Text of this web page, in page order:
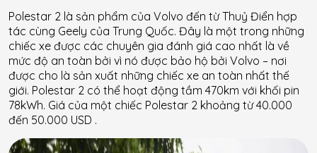
Polestar 2 là sản phẩm của Volvo đến từ Thuỷ Điển hợp
tác cùng Geely của Trung Quốc. Đây là một trong những
chiếc xe được các chuyên gia đánh giá cao nhất là về
mức độ an toàn bởi vì nó được bảo hộ bởi Volvo – nơi
được cho là sản xuất những chiếc xe an toàn nhất thế
giới. Polestar 2 có thể hoạt động tầm 470km với khối pin
78kWh. Giá của một chiếc Polestar 2 khoảng từ 40.000
đến 50.000 USD .